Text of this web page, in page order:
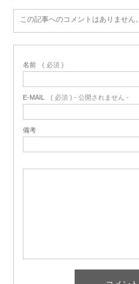
この記事へのコメントはありません。
名前 ( 必須 )
E-MAIL ( 必須 ) - 公開されません -
備考